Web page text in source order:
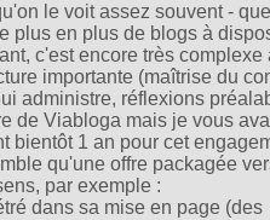
le voit assez souvent -
plus en plus de blogs à
c'est encore très complexe
importante (maîtrise du
administre, réflexions
de Viabloga mais je vous
bientôt 1 an pour cet
qu'une offre packagée
par exemple :
dans sa mise en page (des